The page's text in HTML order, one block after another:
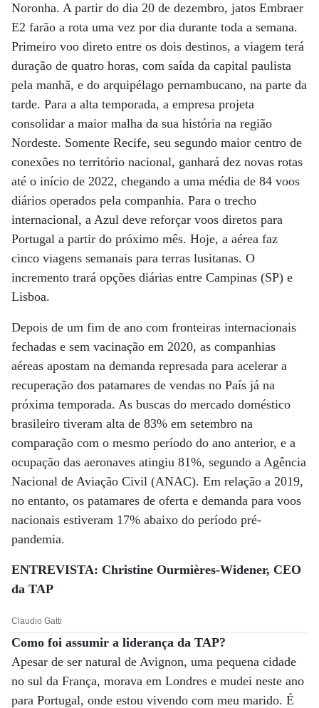
Noronha. A partir do dia 20 de dezembro, jatos Embraer
E2 farão a rota uma vez por dia durante toda a semana.
Primeiro voo direto entre os dois destinos, a viagem terá
duração de quatro horas, com saída da capital paulista
pela manhã, e do arquipélago pernambucano, na parte da
tarde. Para a alta temporada, a empresa projeta
consolidar a maior malha da sua história na região
Nordeste. Somente Recife, seu segundo maior centro de
conexões no território nacional, ganhará dez novas rotas
até o início de 2022, chegando a uma média de 84 voos
diários operados pela companhia. Para o trecho
internacional, a Azul deve reforçar voos diretos para
Portugal a partir do próximo mês. Hoje, a aérea faz
cinco viagens semanais para terras lusitanas. O
incremento trará opções diárias entre Campinas (SP) e
Lisboa.
Depois de um fim de ano com fronteiras internacionais
fechadas e sem vacinação em 2020, as companhias
aéreas apostam na demanda represada para acelerar a
recuperação dos patamares de vendas no País já na
próxima temporada. As buscas do mercado doméstico
brasileiro tiveram alta de 83% em setembro na
comparação com o mesmo período do ano anterior, e a
ocupação das aeronaves atingiu 81%, segundo a Agência
Nacional de Aviação Civil (ANAC). Em relação a 2019,
no entanto, os patamares de oferta e demanda para voos
nacionais estiveram 17% abaixo do período pré-
pandemia.
ENTREVISTA: Christine Ourmières-Widener, CEO
da TAP
Claudio Gatti
Como foi assumir a liderança da TAP?
Apesar de ser natural de Avignon, uma pequena cidade
no sul da França, morava em Londres e mudei neste ano
para Portugal, onde estou vivendo com meu marido. É